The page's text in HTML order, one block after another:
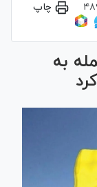
چاپ
به